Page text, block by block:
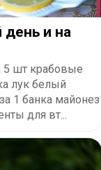
и на
5 шт крабовые
лук белый
1 банка майонез
для вт...